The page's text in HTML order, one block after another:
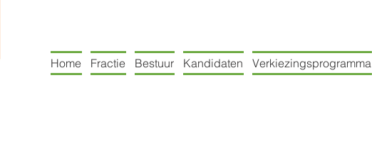
Home Fractie Bestuur Kandidaten Verkiezingsprogramma